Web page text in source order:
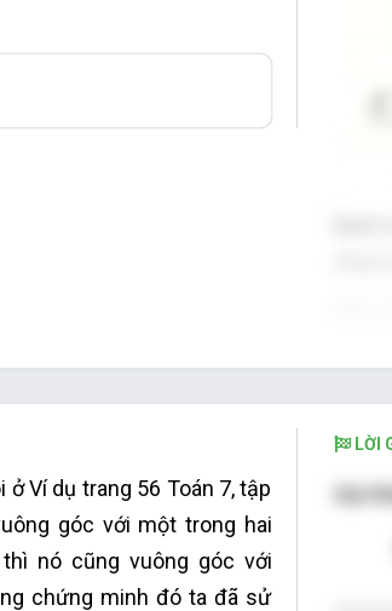
Ta có
zz’⊥
Suy
Ví dụ trang 56 Toán 7, tập
góc với một trong hai
nó cũng vuông góc với
chứng minh đó ta đã sử
LỜI
Giả